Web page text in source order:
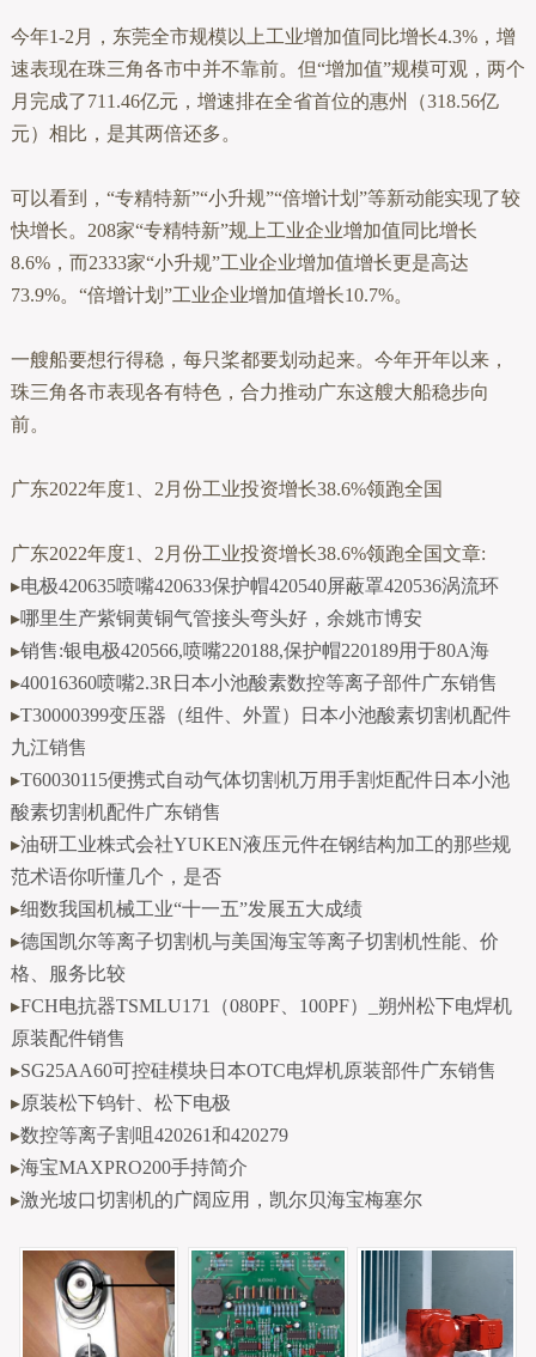
今年1-2月，东莞全市规模以上工业增加值同比增长4.3%，增
速表现在珠三角各市中并不靠前。但“增加值”规模可观，两个
月完成了711.46亿元，增速排在全省首位的惠州（318.56亿
元）相比，是其两倍还多。
可以看到，“专精特新”“小升规”“倍增计划”等新动能实现了较
快增长。208家“专精特新”规上工业企业增加值同比增长
8.6%，而2333家“小升规”工业企业增加值增长更是高达
73.9%。“倍增计划”工业企业增加值增长10.7%。
一艘船要想行得稳，每只桨都要划动起来。今年开年以来，
珠三角各市表现各有特色，合力推动广东这艘大船稳步向
前。
广东2022年度1、2月份工业投资增长38.6%领跑全国
广东2022年度1、2月份工业投资增长38.6%领跑全国文章:
▸电极420635喷嘴420633保护帽420540屏蔽罩420536涡流环
▸哪里生产紫铜黄铜气管接头弯头好，余姚市博安
▸销售:银电极420566,喷嘴220188,保护帽220189用于80A海
▸40016360喷嘴2.3R日本小池酸素数控等离子部件广东销售
▸T30000399变压器（组件、外置）日本小池酸素切割机配件
九江销售
▸T60030115便携式自动气体切割机万用手割炬配件日本小池
酸素切割机配件广东销售
▸油研工业株式会社YUKEN液压元件在钢结构加工的那些规
范术语你听懂几个，是否
▸细数我国机械工业“十一五”发展五大成绩
▸德国凯尔等离子切割机与美国海宝等离子切割机性能、价
格、服务比较
▸FCH电抗器TSMLU171（080PF、100PF）_朔州松下电焊机
原装配件销售
▸SG25AA60可控硅模块日本OTC电焊机原装部件广东销售
▸原装松下钨针、松下电极
▸数控等离子割咀420261和420279
▸海宝MAXPRO200手持简介
▸激光坡口切割机的广阔应用，凯尔贝海宝梅塞尔